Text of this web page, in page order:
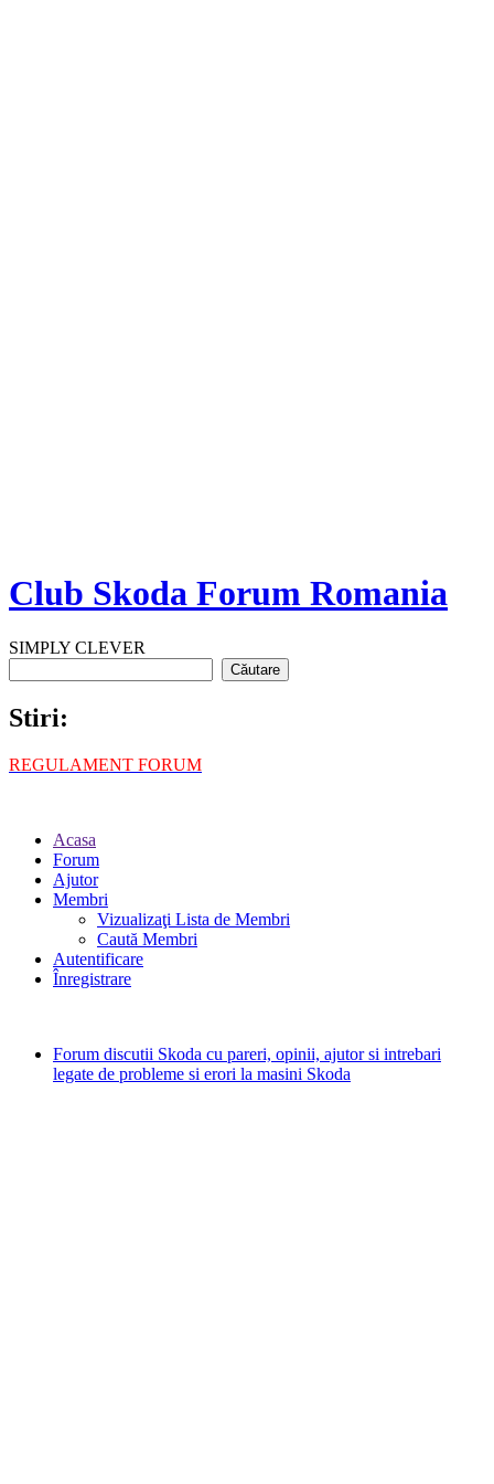
Club Skoda Forum Romania
SIMPLY CLEVER
Stiri:
REGULAMENT FORUM
Acasa
Forum
Ajutor
Membri
Vizualizaţi Lista de Membri
Caută Membri
Autentificare
Înregistrare
Forum discutii Skoda cu pareri, opinii, ajutor si intrebari
legate de probleme si erori la masini Skoda